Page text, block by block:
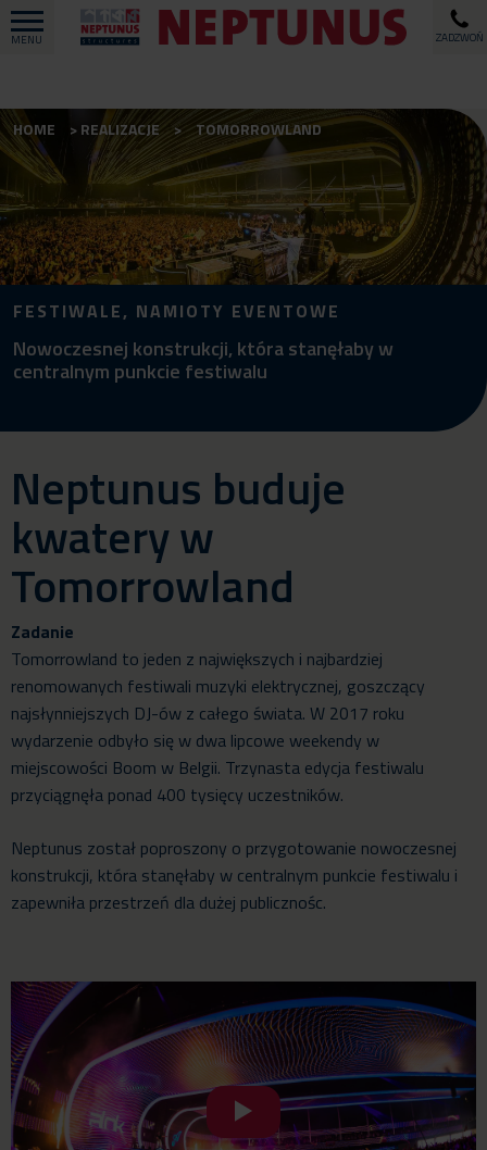
MENU ZADZWOŃ
HOME REALIZACJE TOMORROWLAND
FESTIWALE, NAMIOTY EVENTOWE
Nowoczesnej konstrukcji, która stanęłaby w
centralnym punkcie festiwalu
Neptunus buduje
kwatery w
Tomorrowland
Zadanie
Tomorrowland to jeden z największych i najbardziej
renomowanych festiwali muzyki elektrycznej, goszczący
najsłynniejszych DJ-ów z całego świata. W 2017 roku
wydarzenie odbyło się w dwa lipcowe weekendy w
miejscowości Boom w Belgii. Trzynasta edycja festiwalu
przyciągnęła ponad 400 tysięcy uczestników.
Neptunus został poproszony o przygotowanie nowoczesnej
konstrukcji, która stanęłaby w centralnym punkcie festiwalu i
zapewniła przestrzeń dla dużej publicznośc.